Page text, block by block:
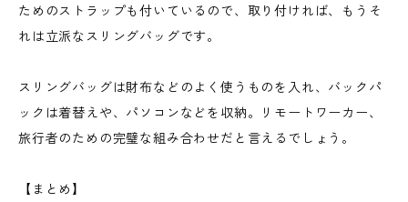
ためのストラップも付いているので、取り付ければ、もうそ
れは立派なスリングバッグです。
スリングバッグは財布などのよく使うものを入れ、バックパ
ックは着替えや、パソコンなどを収納。リモートワーカー、
旅行者のための完璧な組み合わせだと言えるでしょう。
【まとめ】